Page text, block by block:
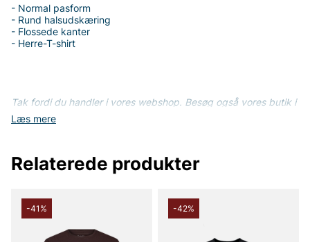
Læs mere
- Normal pasform
- Rund halsudskæring
- Flossede kanter
- Herre-T-shirt
Tak fordi du handler i vores webshop. Besøg også vores butik i
Vingåker.
Relaterede produkter
-41% -42%